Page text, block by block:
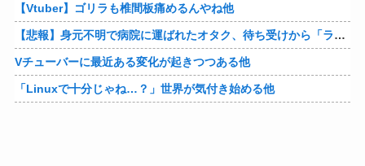
【Vtuber】ゴリラも椎間板痛めるんやね他
【悲報】身元不明で病院に運ばれたオタク、待ち受けから「ラブライブ」と呼ばれるｗｗｗｗ他
Vチューバーに最近ある変化が起きつつある他
「Linuxで十分じゃね…？」世界が気付き始める他